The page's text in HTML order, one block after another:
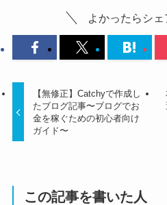
よかったらシェ
【無修正】Catchyで作成し
たブログ記事〜ブログでお
金を稼ぐための初心者向け
ガイド〜
この記事を書いた人